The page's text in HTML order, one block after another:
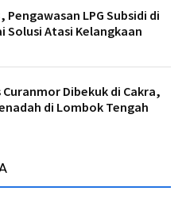
Pengawasan LPG Subsidi di
Solusi Atasi Kelangkaan
Curanmor Dibekuk di Cakra,
di Lombok Tengah